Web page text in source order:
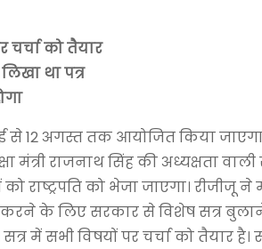
को तैयार
था पत्र
12 अगस्त तक आयोजित किया
मंत्री राजनाथ सिंह की अध्यक्षता
राष्ट्रपति को भेजा जाएगा।
के लिए सरकार से विशेष सत्र
में सभी विषयों पर चर्चा को तैयार